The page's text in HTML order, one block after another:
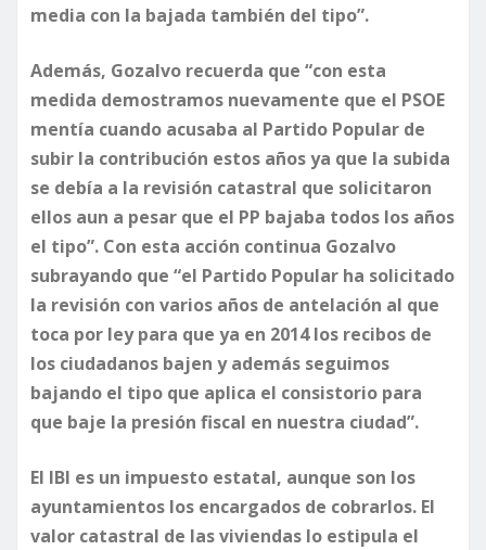
media con la bajada también del tipo”.
Además, Gozalvo recuerda que “con esta
medida demostramos nuevamente que el PSOE
mentía cuando acusaba al Partido Popular de
subir la contribución estos años ya que la subida
se debía a la revisión catastral que solicitaron
ellos aun a pesar que el PP bajaba todos los años
el tipo”. Con esta acción continua Gozalvo
subrayando que “el Partido Popular ha solicitado
la revisión con varios años de antelación al que
toca por ley para que ya en 2014 los recibos de
los ciudadanos bajen y además seguimos
bajando el tipo que aplica el consistorio para
que baje la presión fiscal en nuestra ciudad”.
El IBI es un impuesto estatal, aunque son los
ayuntamientos los encargados de cobrarlos. El
valor catastral de las viviendas lo estipula el